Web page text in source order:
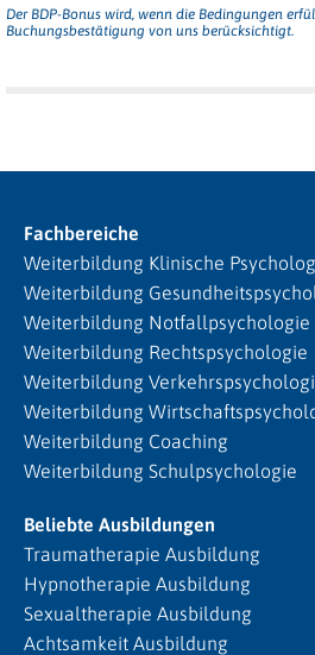
Der BDP-Bonus wird, wenn die Bedingungen
Buchungsbestätigung von uns berücksichtigt.
Fachbereiche
Weiterbildung Klinische
Weiterbildung
Weiterbildung Notfallpsychologie
Weiterbildung Rechtspsychologie
Weiterbildung
Weiterbildung
Weiterbildung Coaching
Weiterbildung Schulpsychologie
Beliebte Ausbildungen
Traumatherapie Ausbildung
Hypnotherapie Ausbildung
Sexualtherapie Ausbildung
Achtsamkeit Ausbildung